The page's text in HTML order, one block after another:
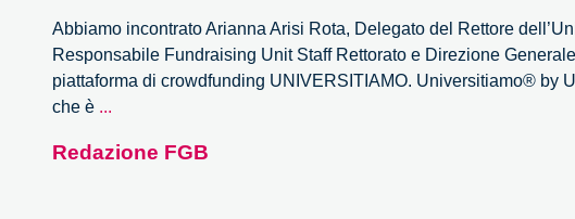
Abbiamo incontrato Arianna Arisi Rota, Delegato del Rettore
Responsabile Fundraising Unit Staff Rettorato e Direzione
piattaforma di crowdfunding UNIVERSITIAMO. Universitiamo® by
che è ...
piattaforma
Redazione FGB